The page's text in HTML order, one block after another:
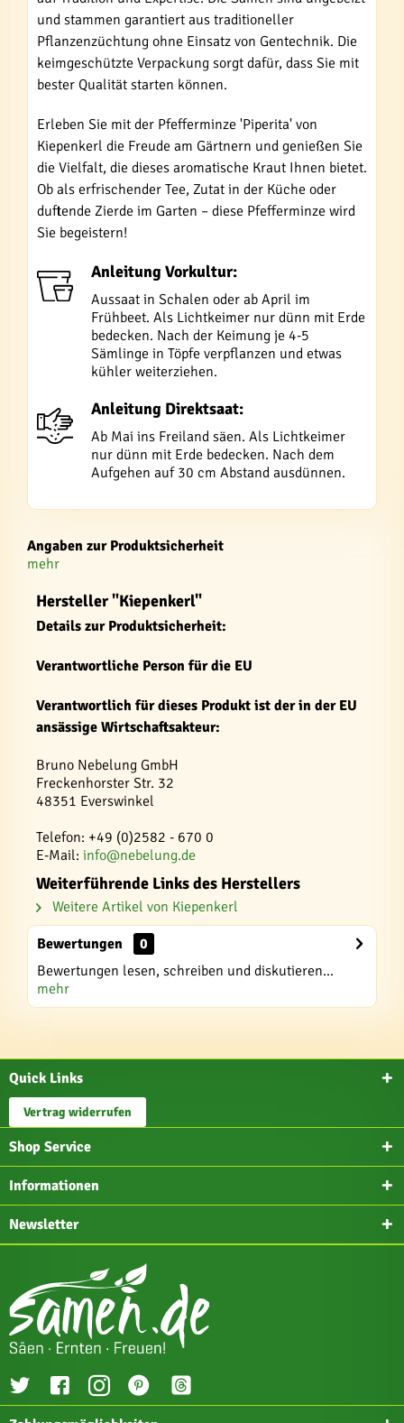
und stammen garantiert aus traditioneller
Pflanzenzüchtung ohne Einsatz von Gentechnik. Die
keimgeschützte Verpackung sorgt dafür, dass Sie mit
bester Qualität starten können.
Erleben Sie mit der Pfefferminze 'Piperita' von
Kiepenkerl die Freude am Gärtnern und genießen Sie
die Vielfalt, die dieses aromatische Kraut Ihnen bietet.
Ob als erfrischender Tee, Zutat in der Küche oder
duftende Zierde im Garten – diese Pfefferminze wird
Sie begeistern!
Anleitung Vorkultur:
Aussaat in Schalen oder ab April im
Frühbeet. Als Lichtkeimer nur dünn mit Erde
bedecken. Nach der Keimung je 4-5
Sämlinge in Töpfe verpflanzen und etwas
kühler weiterziehen.
Anleitung Direktsaat:
Ab Mai ins Freiland säen. Als Lichtkeimer
nur dünn mit Erde bedecken. Nach dem
Aufgehen auf 30 cm Abstand ausdünnen.
Angaben zur Produktsicherheit
mehr
Hersteller "Kiepenkerl"
Details zur Produktsicherheit:
Verantwortliche Person für die EU
Verantwortlich für dieses Produkt ist der in der EU
ansässige Wirtschaftsakteur:
Bruno Nebelung GmbH
Freckenhorster Str. 32
48351 Everswinkel
Telefon: +49 (0)2582 - 670 0
E-Mail: info@nebelung.de
Weiterführende Links des Herstellers
Weitere Artikel von Kiepenkerl
Bewertungen
0
Bewertungen lesen, schreiben und diskutieren...
mehr
Quick Links
Vertrag widerrufen
Shop Service
Informationen
Newsletter